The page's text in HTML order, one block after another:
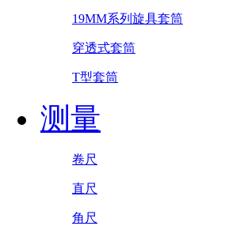
19MM系列旋具套筒
穿透式套筒
T型套筒
测量
卷尺
直尺
角尺